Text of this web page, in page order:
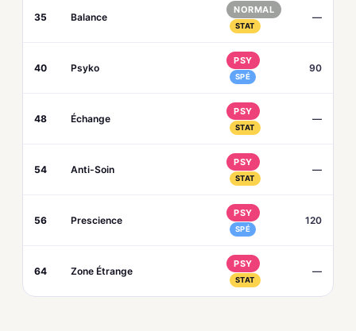
35 Balance
NORMAL
STAT
—
40 Psyko
PSY
SPÉ
90
48 Échange
PSY
STAT
—
54 Anti-Soin
PSY
STAT
—
56 Prescience
PSY
SPÉ
120
64 Zone Étrange
PSY
STAT
—